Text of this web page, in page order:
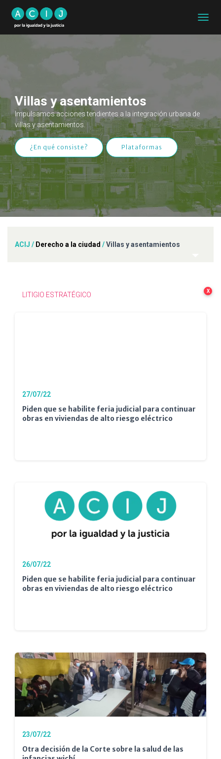
MODO
Villas y asentamientos
Impulsamos acciones tendientes a la integración urbana de
villas y asentamientos.
¿En qué consiste? Plataformas
ACIJ / Derecho a la ciudad /Villas y asentamientos
LITIGIO ESTRATÉGICO X
27/07/22
Piden que se habilite feria judicial para continuar
obras en viviendas de alto riesgo eléctrico
26/07/22
Piden que se habilite feria judicial para continuar
obras en viviendas de alto riesgo eléctrico
23/07/22
Otra decisión de la Corte sobre la salud de las